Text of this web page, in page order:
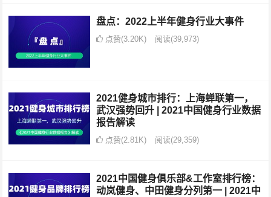
盘点：2022上半年健身行业大事件
点赞(3.20K) 阅读(39,973)
2021健身城市排行：上海蝉联第一，
武汉强势回升 | 2021中国健身行业数据
报告解读
点赞(2.81K) 阅读(29,359)
2021中国健身俱乐部&工作室排行榜：
动岚健身、中田健身分列第一 | 2021中